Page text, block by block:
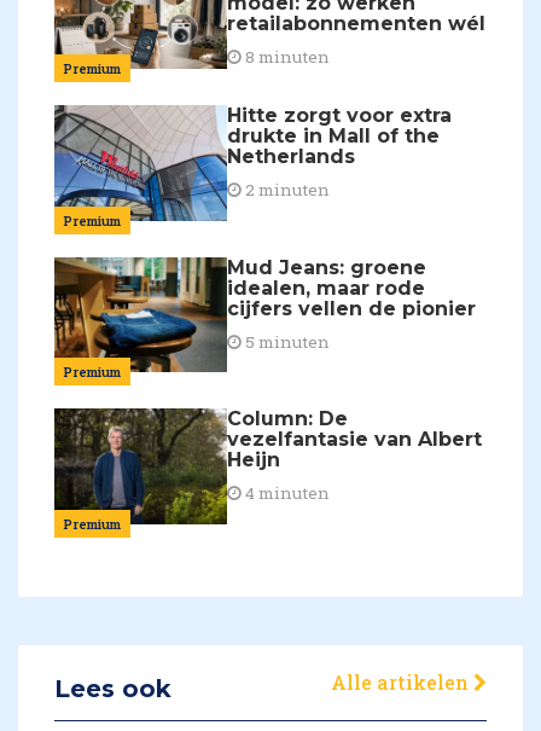
Premium
retailabonnementen wél
8 minuten
Premium
Hitte zorgt voor extra
drukte in Mall of the
Netherlands
2 minuten
Premium
Mud Jeans: groene
idealen, maar rode
cijfers vellen de pionier
5 minuten
Premium
Column: De
vezelfantasie van Albert
Heijn
4 minuten
Lees ook Alle artikelen